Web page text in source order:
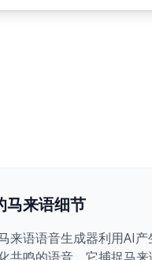
马来语细节
来语语音生成器利用AI产
共鸣的语音。它捕捉马